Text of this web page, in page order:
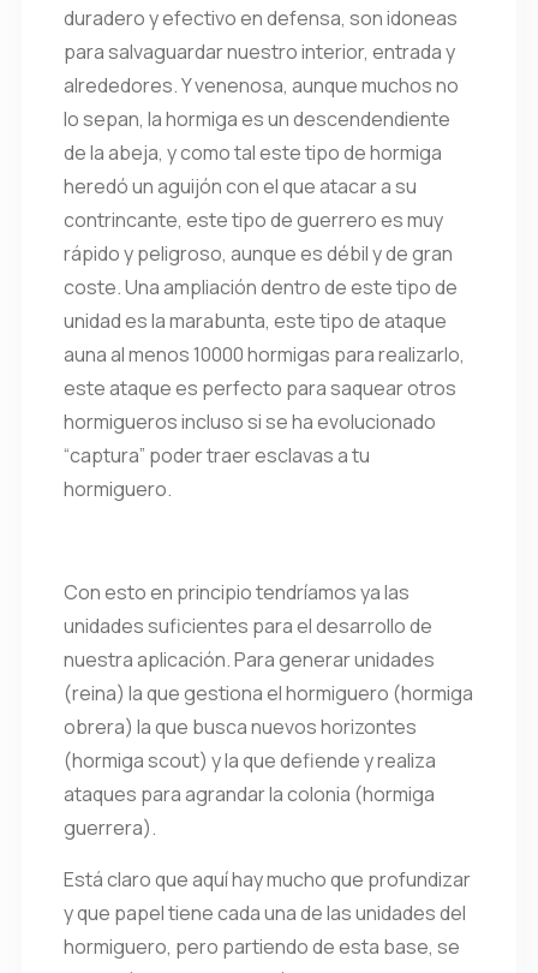
duradero y efectivo en defensa, son idoneas
para salvaguardar nuestro interior, entrada y
alrededores. Y venenosa, aunque muchos no
lo sepan, la hormiga es un descendendiente
de la abeja, y como tal este tipo de hormiga
heredó un aguijón con el que atacar a su
contrincante, este tipo de guerrero es muy
rápido y peligroso, aunque es débil y de gran
coste. Una ampliación dentro de este tipo de
unidad es la marabunta, este tipo de ataque
auna al menos 10000 hormigas para realizarlo,
este ataque es perfecto para saquear otros
hormigueros incluso si se ha evolucionado
“captura” poder traer esclavas a tu
hormiguero.
Con esto en principio tendríamos ya las
unidades suficientes para el desarrollo de
nuestra aplicación. Para generar unidades
(reina) la que gestiona el hormiguero (hormiga
obrera) la que busca nuevos horizontes
(hormiga scout) y la que defiende y realiza
ataques para agrandar la colonia (hormiga
guerrera).
Está claro que aquí hay mucho que profundizar
y que papel tiene cada una de las unidades del
hormiguero, pero partiendo de esta base, se